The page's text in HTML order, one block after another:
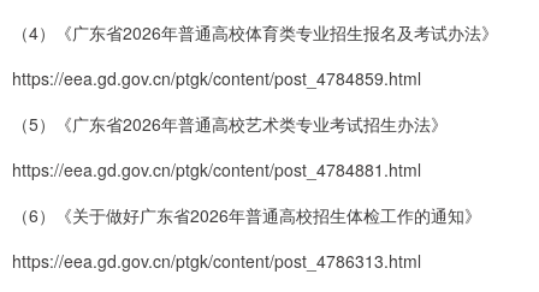
（4）《广东省2026年普通高校体育类专业招生报名及考试办法》
https://eea.gd.gov.cn/ptgk/content/post_4784859.html
（5）《广东省2026年普通高校艺术类专业考试招生办法》
https://eea.gd.gov.cn/ptgk/content/post_4784881.html
（6）《关于做好广东省2026年普通高校招生体检工作的通知》
https://eea.gd.gov.cn/ptgk/content/post_4786313.html